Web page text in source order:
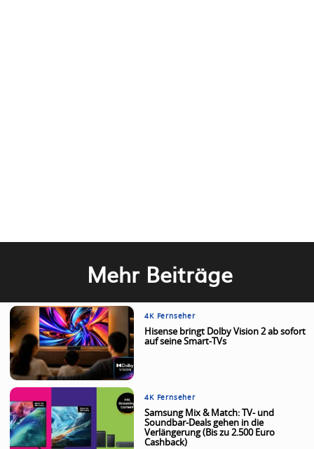
Mehr Beiträge
4K Fernseher
Hisense bringt Dolby Vision 2 ab sofort
auf seine Smart-TVs
4K Fernseher
Samsung Mix & Match: TV- und
Soundbar-Deals gehen in die
Verlängerung (Bis zu 2.500 Euro
Cashback)